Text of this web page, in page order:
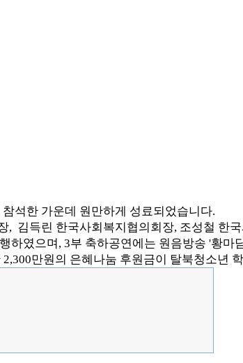
석한 가운데 원만하게 성료되었습니다.
득린 한국사회복지협의회장, 조성철
였으며, 3부 축하공연에는 원음방송 '
만원의 은혜나눔 후원금이 탈북청소